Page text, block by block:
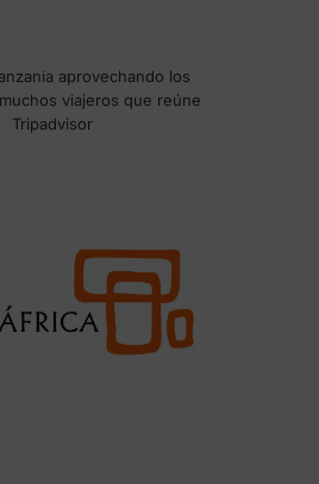
aprovechando los
viajeros que reúne
Tripadvisor